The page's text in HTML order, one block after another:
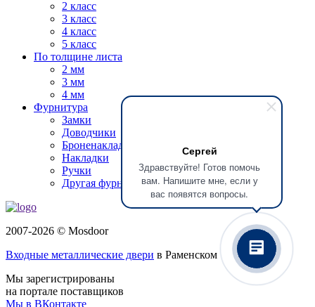
Сергей
Здравствуйте! Готов помочь
вам. Напишите мне, если у
вас появятся вопросы.
2 класс
3 класс
4 класс
5 класс
По толщине листа
2 мм
3 мм
4 мм
Фурнитура
Замки
Доводчики
Броненакладки
Накладки
Ручки
Другая фурнитура
2007-2026 © Mosdoor
Входные металлические двери в Раменском
Мы зарегистрированы
на портале поставщиков
Мы в ВКонтакте